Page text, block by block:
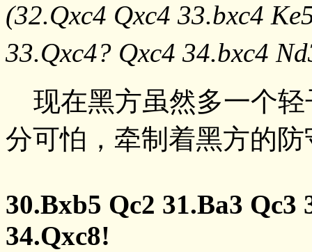
(32.Qxc4 Qxc4 33.bxc4
33.Qxc4? Qxc4 34.bxc4
现在黑方虽然多一个
分可怕，牵制着黑方的
30.Bxb5 Qc2 31.Ba3 Qc3
34.Qxc8!